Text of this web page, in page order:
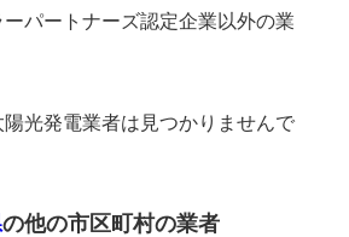
ーパートナーズ認定企業以外の業
陽光発電業者は見つかりませんで
の他の市区町村の業者